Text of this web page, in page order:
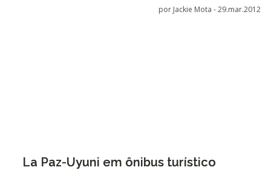
por Jackie Mota -29.mar.2012
La Paz-Uyuni em ônibus turístico